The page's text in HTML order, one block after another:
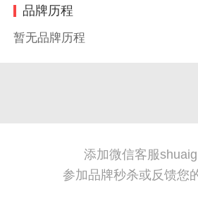
品牌历程
暂无品牌历程
添加微信客服
参加品牌秒杀或反馈您